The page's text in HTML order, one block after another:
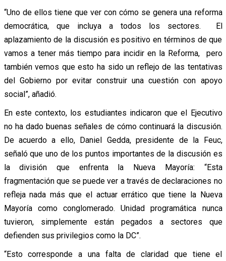
“Uno de ellos tiene que ver con cómo se genera una reforma
democrática, que incluya a todos los sectores. El
aplazamiento de la discusión es positivo en términos de que
vamos a tener más tiempo para incidir en la Reforma, pero
también vemos que esto ha sido un reflejo de las tentativas
del Gobierno por evitar construir una cuestión con apoyo
social”, añadió.
En este contexto, los estudiantes indicaron que el Ejecutivo
no ha dado buenas señales de cómo continuará la discusión.
De acuerdo a ello, Daniel Gedda, presidente de la Feuc,
señaló que uno de los puntos importantes de la discusión es
la división que enfrenta la Nueva Mayoría: “Esta
fragmentación que se puede ver a través de declaraciones no
refleja nada más que el actuar errático que tiene la Nueva
Mayoría como conglomerado. Unidad programática nunca
tuvieron, simplemente están pegados a sectores que
defienden sus privilegios como la DC”.
“Esto corresponde a una falta de claridad que tiene el